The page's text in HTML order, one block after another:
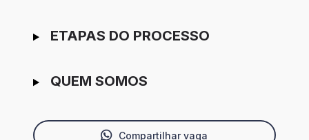
ETAPAS DO PROCESSO
QUEM SOMOS
Compartilhar vaga